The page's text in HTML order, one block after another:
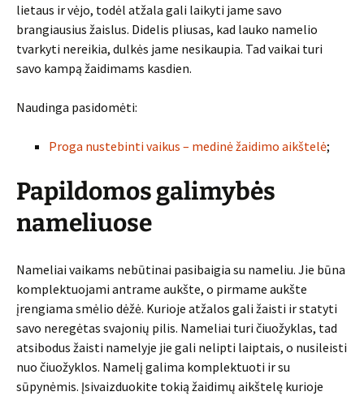
lietaus ir vėjo, todėl atžala gali laikyti jame savo
brangiausius žaislus. Didelis pliusas, kad lauko namelio
tvarkyti nereikia, dulkės jame nesikaupia. Tad vaikai turi
savo kampą žaidimams kasdien.
Naudinga pasidomėti:
Proga nustebinti vaikus – medinė žaidimo aikštelė;
Papildomos galimybės
nameliuose
Nameliai vaikams nebūtinai pasibaigia su nameliu. Jie būna
komplektuojami antrame aukšte, o pirmame aukšte
įrengiama smėlio dėžė. Kurioje atžalos gali žaisti ir statyti
savo neregėtas svajonių pilis. Nameliai turi čiuožyklas, tad
atsibodus žaisti namelyje jie gali nelipti laiptais, o nusileisti
nuo čiuožyklos. Namelį galima komplektuoti ir su
sūpynėmis. Įsivaizduokite tokią žaidimų aikštelę kurioje